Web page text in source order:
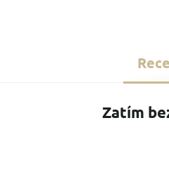
Zatím